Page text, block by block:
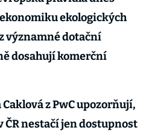
ekologických
významné dotační
dosahují komerční
Caklová z PwC upozorňují,
ČR nestačí jen dostupnost